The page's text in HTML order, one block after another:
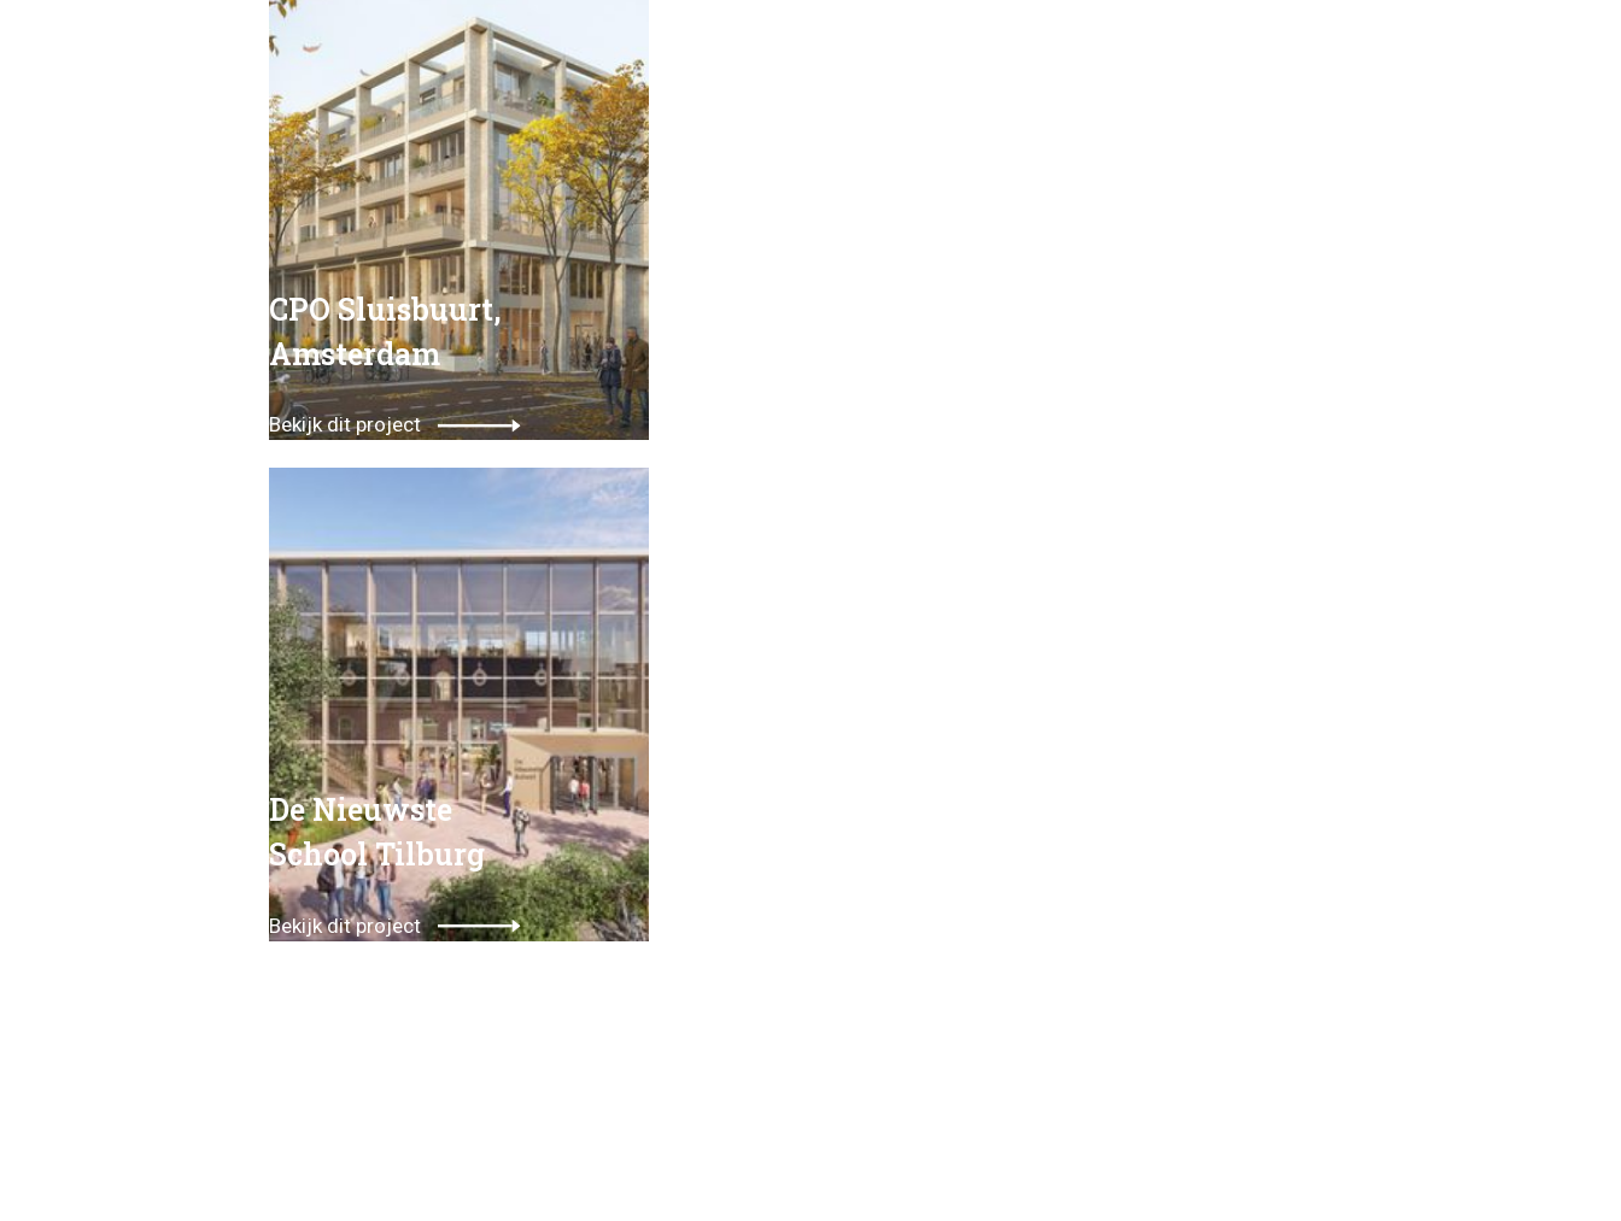
CPO Sluisbuurt,
Amsterdam
Bekijk dit project
De Nieuwste
School Tilburg
Bekijk dit project